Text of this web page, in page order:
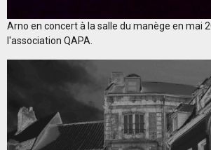
Arno en concert à la salle du manège en mai
l'association QAPA.